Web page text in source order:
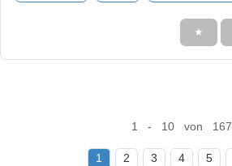
★
1 - 10 von 167
1 2 3 4 5